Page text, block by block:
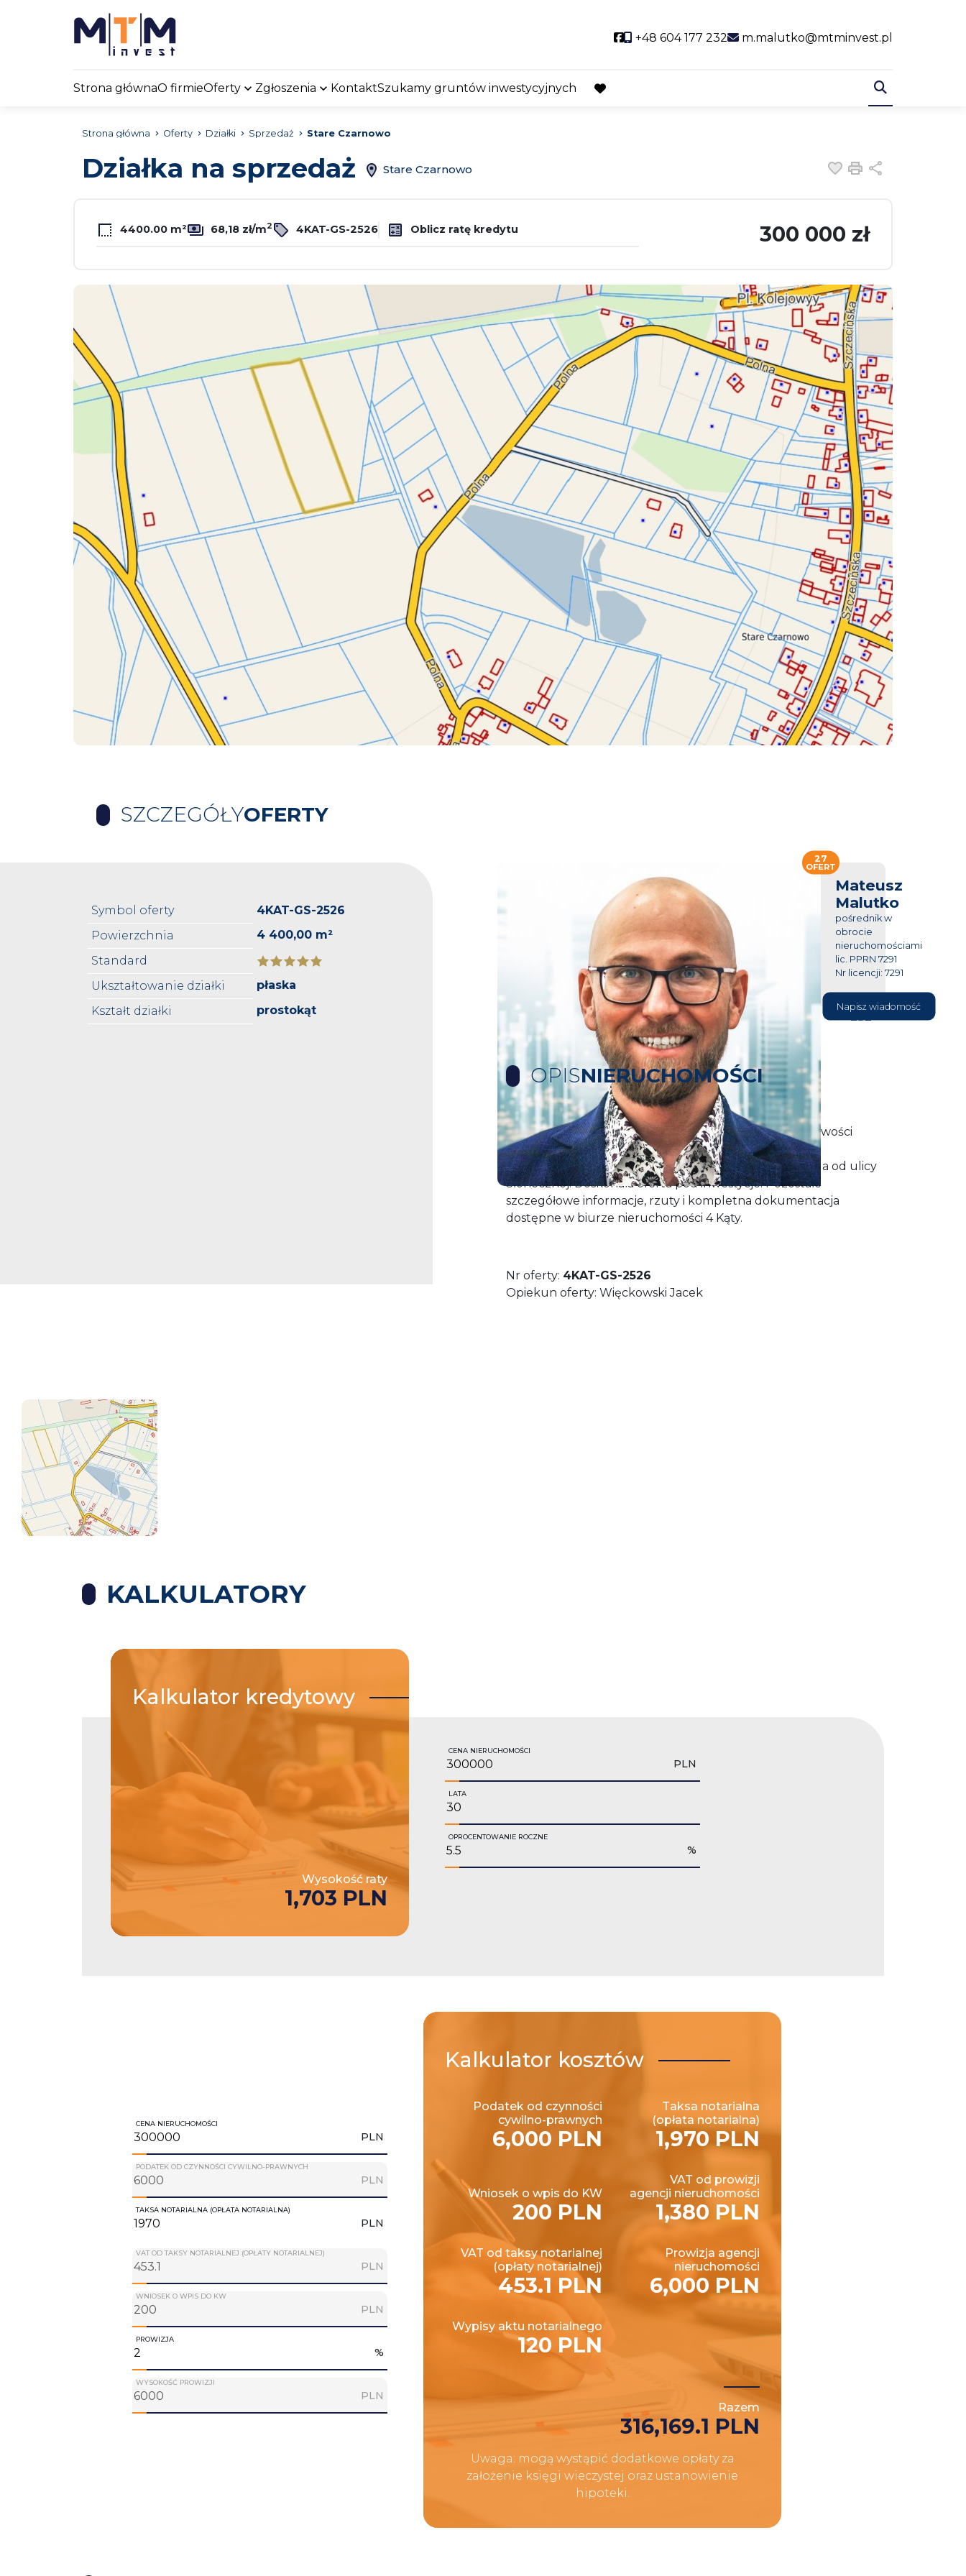
Social link
+48 604 177 232 m.malutko@mtminvest.pl
Strona głównaO firmieOferty Zgłoszenia KontaktSzukamy gruntów inwestycyjnych
favorite
Strona główna Oferty Działki Sprzedaż Stare Czarnowo
Działka na sprzedaż Stare Czarnowo Dodaj do
Drukuj
4400.00 m² 68,18 zł/m2 4KAT-GS-2526 Oblicz ratę kredytu 300 000 zł
SZCZEGÓŁYOFERTY
Symbol oferty
4KAT-GS-2526
Powierzchnia
4 400,00 m²
Standard
Ukształtowanie działki
płaska
Kształt działki
prostokąt
Mateusz
Malutko
pośrednik w
obrocie
nieruchomościami
lic. PPRN 7291
Nr licencji: 7291
604 177
232
Napisz wiadomość
27
OFERT
OPISNIERUCHOMOŚCI
Na sprzedaż działki 4400 i 4300 m2 położona w miejscowości
Stare Czarnowo. W sąsiedztwie powstają nowe domy
jednorodzinne. Prąd, gaz przy działce. Kanalizacja i woda od ulicy
Słonecznej. Doskonała oferta pod inwestycje. Pozostałe
szczegółowe informacje, rzuty i kompletna dokumentacja
dostępne w biurze nieruchomości 4 Kąty.
Nr oferty: 4KAT-GS-2526
Opiekun oferty: Więckowski Jacek
KALKULATORY
Kalkulator kredytowy
Wysokość raty
1,703 PLN
CENA NIERUCHOMOŚCI
PLN
LATA
OPROCENTOWANIE ROCZNE
%
Kalkulator kosztów
Podatek od czynności
cywilno-prawnych
6,000 PLN
Taksa notarialna
(opłata notarialna)
1,970 PLN
Wniosek o wpis do KW
200 PLN
VAT od prowizji
agencji nieruchomości
1,380 PLN
VAT od taksy notarialnej
(opłaty notarialnej)
453.1 PLN
Prowizja agencji
nieruchomości
6,000 PLN
Wypisy aktu notarialnego
120 PLN
Razem
316,169.1 PLN
Uwaga: mogą wystąpić dodatkowe opłaty za
założenie księgi wieczystej oraz ustanowienie
hipoteki.
CENA NIERUCHOMOŚCI
PLN
PODATEK OD CZYNNOŚCI CYWILNO-PRAWNYCH
PLN
TAKSA NOTARIALNA (OPŁATA NOTARIALNA)
PLN
VAT OD TAKSY NOTARIALNEJ (OPŁATY NOTARIALNEJ)
PLN
WNIOSEK O WPIS DO KW
PLN
PROWIZJA
%
WYSOKOŚĆ PROWIZJI
PLN